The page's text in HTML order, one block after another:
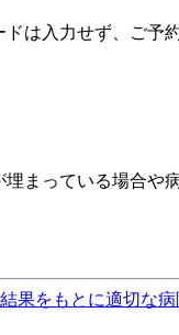
は入力せず、ご予
まっている場合
果をもとに適切な